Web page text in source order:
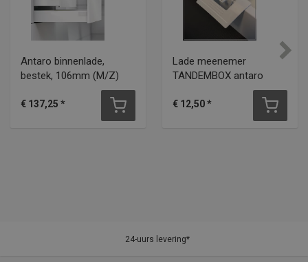
Antaro binnenlade,
bestek, 106mm (M/Z)
€ 137,25 *
Lade meenemer
TANDEMBOX antaro
€ 12,50*
24-uurs levering*